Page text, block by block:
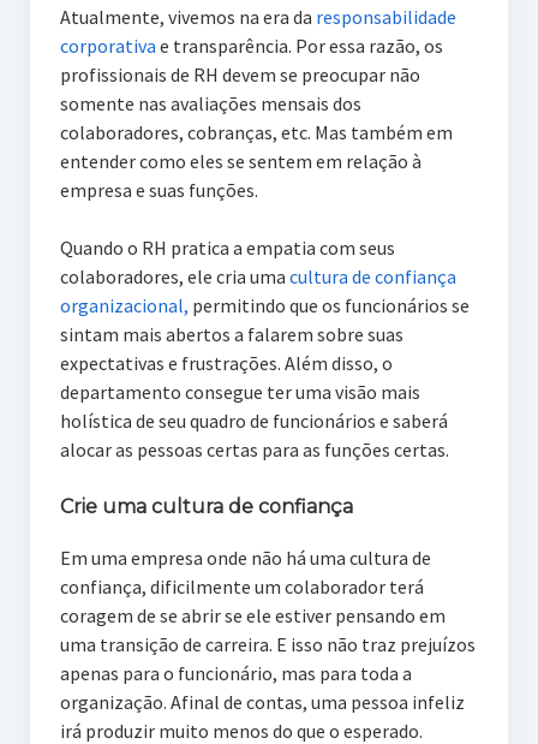
Atualmente, vivemos na era da responsabilidade
corporativa e transparência. Por essa razão, os
profissionais de RH devem se preocupar não
somente nas avaliações mensais dos
colaboradores, cobranças, etc. Mas também em
entender como eles se sentem em relação à
empresa e suas funções.
Quando o RH pratica a empatia com seus
colaboradores, ele cria uma cultura de confiança
organizacional, permitindo que os funcionários se
sintam mais abertos a falarem sobre suas
expectativas e frustrações. Além disso, o
departamento consegue ter uma visão mais
holística de seu quadro de funcionários e saberá
alocar as pessoas certas para as funções certas.
Crie uma cultura de confiança
Em uma empresa onde não há uma cultura de
confiança, dificilmente um colaborador terá
coragem de se abrir se ele estiver pensando em
uma transição de carreira. E isso não traz prejuízos
apenas para o funcionário, mas para toda a
organização. Afinal de contas, uma pessoa infeliz
irá produzir muito menos do que o esperado.